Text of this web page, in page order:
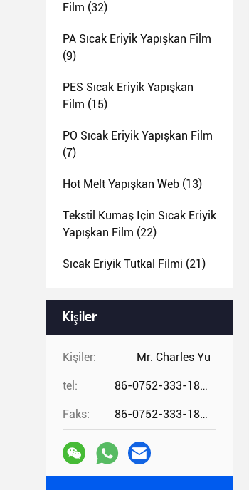
Film (32)
PA Sıcak Eriyik Yapışkan Film
(9)
PES Sıcak Eriyik Yapışkan
Film (15)
PO Sıcak Eriyik Yapışkan Film
(7)
Hot Melt Yapışkan Web (13)
Tekstil Kumaş Için Sıcak Eriyik
Yapışkan Film (22)
Sıcak Eriyik Tutkal Filmi (21)
Kişiler
Kişiler: Mr. Charles Yu
tel: 86-0752-333-1862
Faks: 86-0752-333-1862